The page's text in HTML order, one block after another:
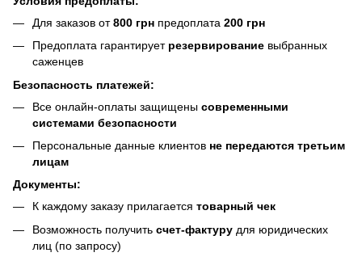
Для заказов от800 грн предоплата 200 грн
Предоплата гарантирует резервирование выбранных
саженцев
Безопасность платежей:
Все онлайн-оплаты защищены современными
системами безопасности
Персональные данные клиентов не передаются третьим
лицам
Документы:
К каждому заказу прилагается товарный чек
Возможность получить счет-фактуру для юридических
лиц (по запросу)